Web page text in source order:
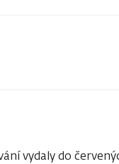
vydaly do